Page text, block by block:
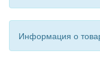
Информация о